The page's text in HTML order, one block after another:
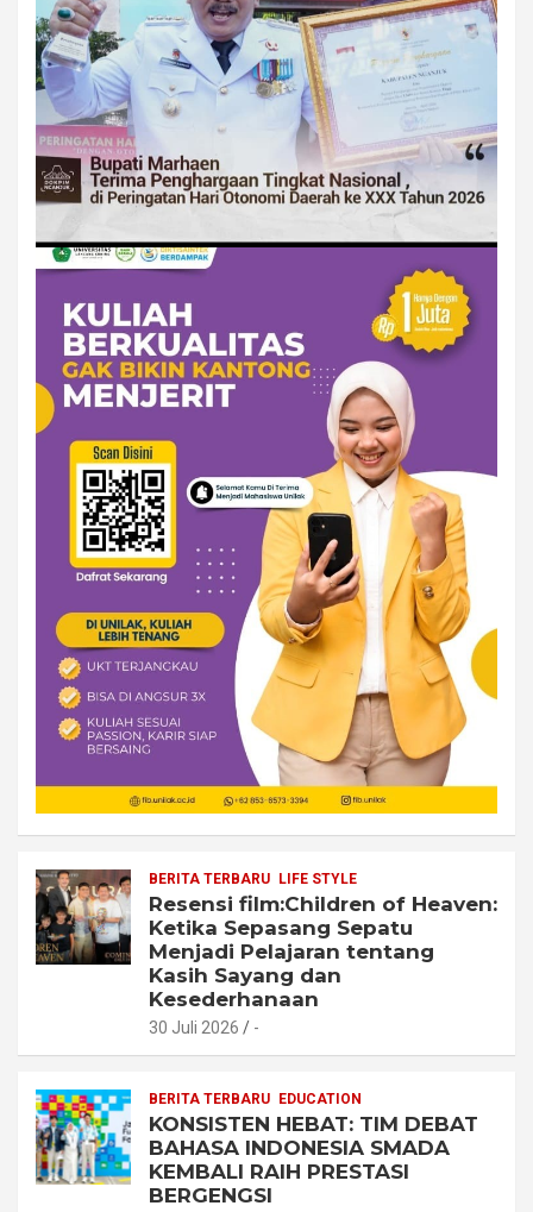
BERITA TERBARU LIFE STYLE
Resensi film:Children of Heaven:
Ketika Sepasang Sepatu
Menjadi Pelajaran tentang
Kasih Sayang dan
Kesederhanaan
30 Juli 2026 -
BERITA TERBARU EDUCATION
KONSISTEN HEBAT: TIM DEBAT
BAHASA INDONESIA SMADA
KEMBALI RAIH PRESTASI
BERGENGSI